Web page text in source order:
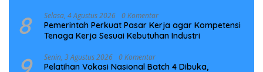
8 Selasa, 4 Agustus 2026 0 Komentar
Pemerintah Perkuat Pasar Kerja agar Kompetensi
Tenaga Kerja Sesuai Kebutuhan Industri
Senin, 3 Agustus 2026 0 Komentar
Pelatihan Vokasi Nasional Batch 4 Dibuka,